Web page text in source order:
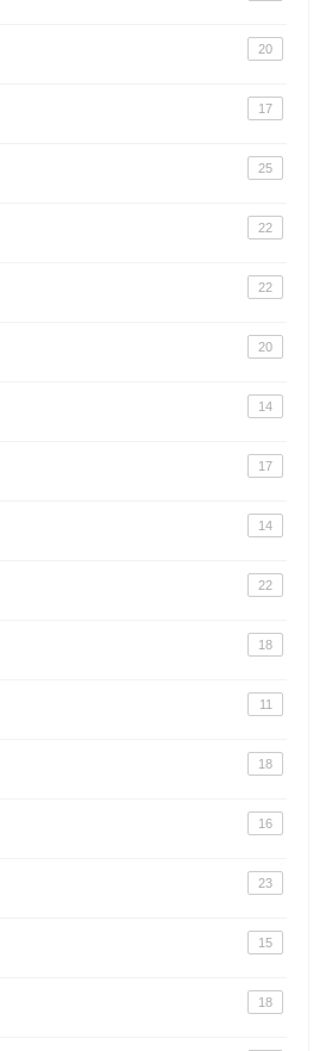
20
17
25
22
22
20
14
17
14
22
18
11
18
16
23
15
18